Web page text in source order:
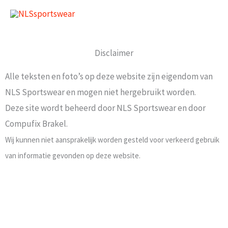
Doorgaan
Disclaimer
Alle teksten en foto’s op deze website zijn eigendom van
NLS Sportswear en mogen niet hergebruikt worden.
Deze site wordt beheerd door NLS Sportswear en door
Compufix Brakel.
Wij kunnen niet aansprakelijk worden gesteld voor verkeerd gebruik
van informatie gevonden op deze website.